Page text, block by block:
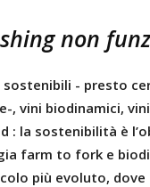
non
sostenibili - presto
, vini biodinamici,
: la sostenibilità è
farm to fork e
più evoluto, dove